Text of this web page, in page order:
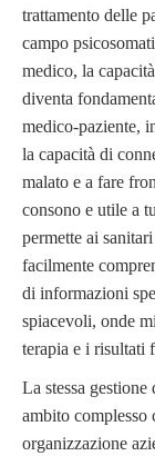
trattamento delle
campo
medico, la
diventa
medico-paziente,
la capacità di
malato e a fare
consono e utile a
permette ai
facilmente
di informazioni
spiacevoli, onde
terapia e i risultati
La stessa
ambito complesso
organizzazione